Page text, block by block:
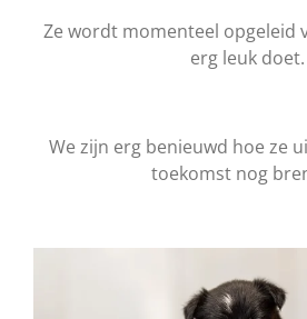
Ze wordt momenteel opgeleid
erg leuk doet.
We zijn erg benieuwd hoe ze
toekomst nog